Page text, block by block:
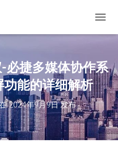
换
必捷多媒体协作系
能的详细解析
2024年9月9日发布